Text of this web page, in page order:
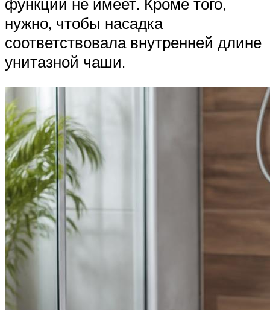
нужно, чтобы насадка
соответствовала внутренней длине
унитазной чаши.